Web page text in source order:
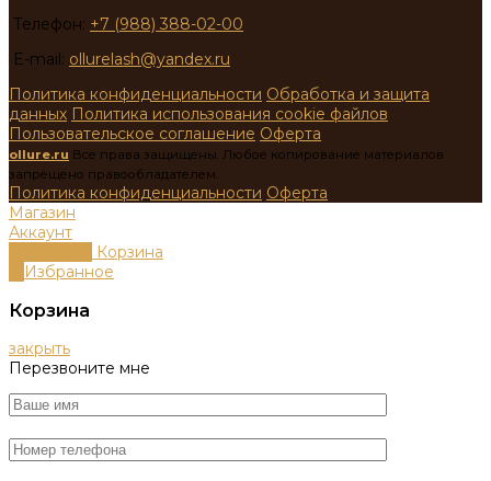
Телефон: +7 (988) 388-02-00
E-mail: ollurelash@yandex.ru
Политика конфиденциальности Обработка и защита
данных Политика использования cookie файлов
Пользовательское соглашение Оферта
ollure.ru Все права защищены. Любое копирование материалов
запрещено правообладателем.
Политика конфиденциальности Оферта
Магазин
Аккаунт
Корзина
Избранное
Корзина
закрыть
Перезвоните мне